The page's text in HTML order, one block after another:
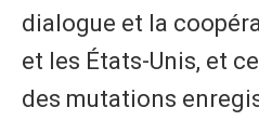
dialogue et la
et les États-Unis, et
des mutations